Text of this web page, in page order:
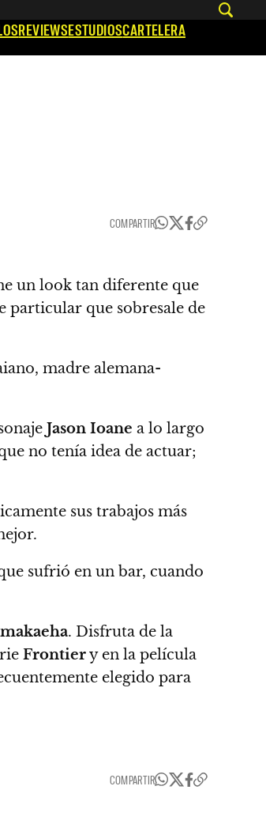
REVIEWSESTUDIOSCARTELERA
COMPARTIR
un look tan diferente que
particular que sobresale de
madre alemana-
Jason Ioane a lo largo
no tenía idea de actuar;
sus trabajos más
sufrió en un bar, cuando
. Disfruta de la
Frontiery en la película
elegido para
COMPARTIR